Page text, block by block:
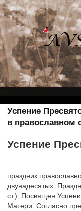
Успение
в православном
Успение
праздник
двунадесятых.
ст.). Посвящен
Матери. Согласно